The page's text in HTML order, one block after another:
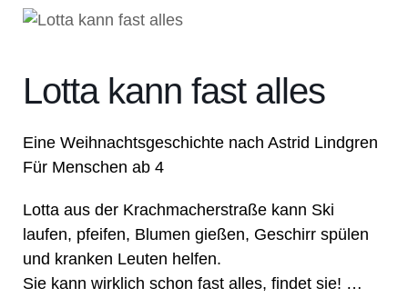
Lotta kann fast alles
Eine Weihnachtsgeschichte nach Astrid Lindgren
Für Menschen ab 4
Lotta aus der Krachmacherstraße kann Ski
laufen, pfeifen, Blumen gießen, Geschirr spülen
und kranken Leuten helfen.
Sie kann wirklich schon fast alles, findet sie! …